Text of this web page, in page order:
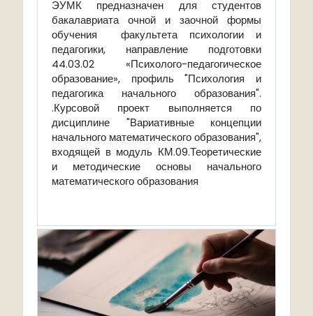
ЭУМК предназначен для студентов
бакалавриата очной и заочной формы
обучения факультета психологии и
педагогики, направление подготовки
44.03.02 «Психолого-педагогическое
образование», профиль "Психология и
педагогика начального образования".
.Курсовой проект выполняется по
дисциплине "Вариативные концепции
начального математического образования",
входящей в модуль КМ.09.Теоретические
и методические основы начального
математического образования